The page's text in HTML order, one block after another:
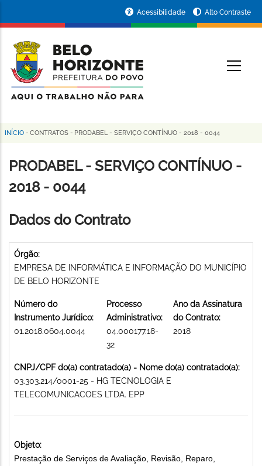
conteúdo
principal
da
Prefeitura
de
Horizonte
Acessibilidade Alto Contraste
Trilha
de
navegação
INÍCIO - CONTRATOS - PRODABEL - SERVIÇO CONTÍNUO - 2018 - 0044
PRODABEL - SERVIÇO CONTÍNUO -
2018 - 0044
Dados do Contrato
Órgão:
EMPRESA DE INFORMÁTICA E INFORMAÇÃO DO MUNICÍPIO
DE BELO HORIZONTE
Número do
Instrumento Jurídico:
01.2018.0604.0044
Processo
Administrativo:
04.000177.18-
32
Ano da Assinatura
do Contrato:
2018
CNPJ/CPF do(a) contratado(a) - Nome do(a) contratado(a):
03.303.214/0001-25 - HG TECNOLOGIA E
TELECOMUNICACOES LTDA. EPP
Objeto:
Prestação de Serviços de Avaliação, Revisão, Reparo,